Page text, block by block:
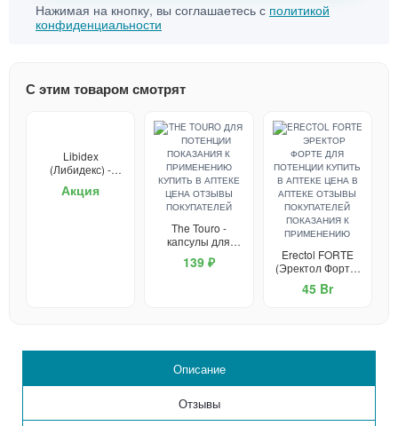
Нажимая на кнопку, вы соглашаетесь с политикой
конфиденциальности
С этим товаром смотрят
Libidex
(Либидекс) -
простатита и для
Акция
The Touro -
капсулы для
потенции
139 ₽
Erectol FORTE
(Эректол Форте)
- средство для
потенции
45 Br
Описание
Отзывы